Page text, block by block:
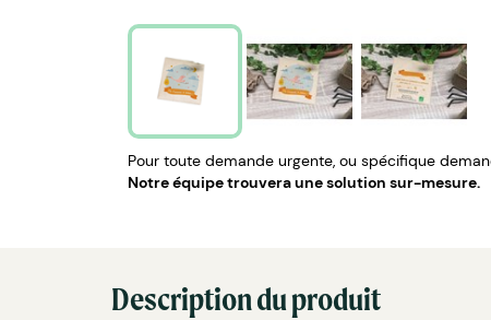
Pour toute demande urgente, ou spécifique
Notre équipe trouvera une solution sur-mesure.
Description du produit